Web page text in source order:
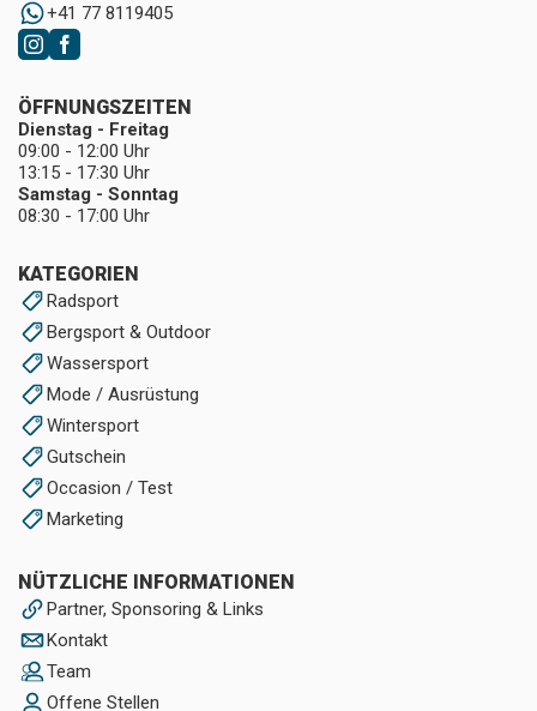
+41 77 8119405
KATEGORIEN
Radsport
Bergsport & Outdoor
Wassersport
Mode / Ausrüstung
Wintersport
Gutschein
Occasion / Test
Marketing
NÜTZLICHE INFORMATIONEN
Partner, Sponsoring & Links
Kontakt
Team
Offene Stellen
ÖFFNUNGSZEITEN
Dienstag - Freitag
09:00 - 12:00 Uhr
13:15 - 17:30 Uhr
Samstag - Sonntag
08:30 - 17:00 Uhr